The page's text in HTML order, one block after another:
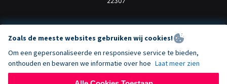
Zoals de meeste websites gebruiken wij cookies!
Om een gepersonaliseerde en responsieve service te bieden,
onthouden en bewaren we informatie over hoe Laat meer zien